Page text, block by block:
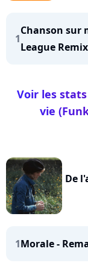
1
Chanson sur
League Remix
Voir les
vie
De
1Morale -